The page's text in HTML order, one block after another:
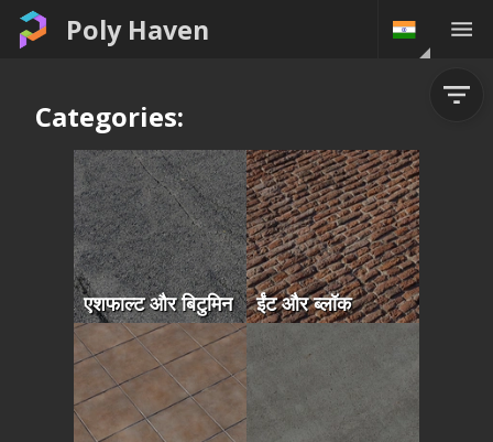
Poly Haven
Categories:
एशफाल्ट और बिटुमिन ईंट और ब्लॉक